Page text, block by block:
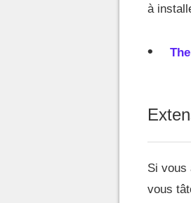
à
Si vous
vous